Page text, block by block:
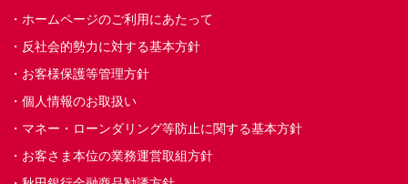
ホームページのご利用にあたって
反社会的勢力に対する基本方針
お客様保護等管理方針
個人情報のお取扱い
マネー・ローンダリング等防止に関する基本方針
お客さま本位の業務運営取組方針